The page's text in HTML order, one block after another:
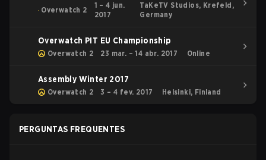
Overwatch 2
1 – 4 jun.
2017
TaKeTV Studios, Krefeld,
Germany
Overwatch PIT EU Championship
Overwatch 2 23 mar. – 14 abr. 2017 Online
Assembly Winter 2017
Overwatch 2 3 – 4 fev. 2017 Helsinki, Finland
PERGUNTAS FREQUENTES